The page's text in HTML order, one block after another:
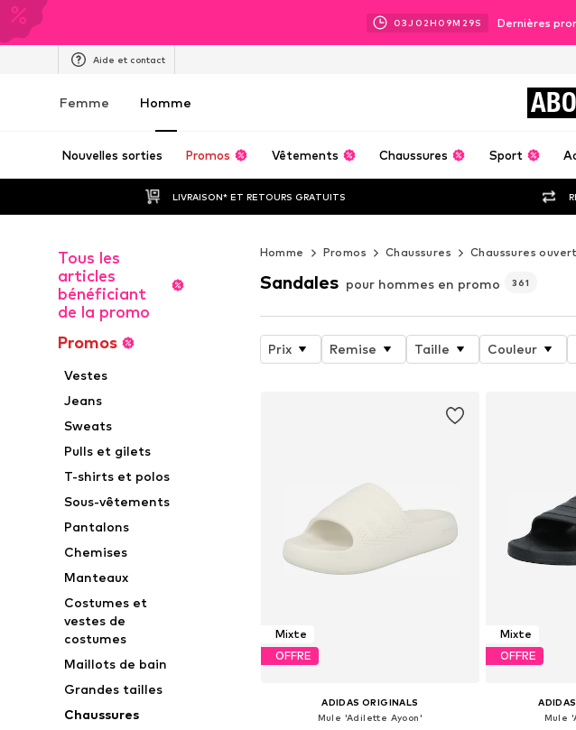
03J 02H 09M 27S Dernières
Aide et contact
Femme Homme
Nouvelles sorties Promos Vêtements Chaussures Sport
LIVRAISON* ET RETOURS GRATUITS
Tous les
articles
bénéficiant
de la promo
Promos
Vestes
Jeans
Sweats
Pulls et gilets
T-shirts et polos
Sous-vêtements
Pantalons
Chemises
Manteaux
Costumes et
vestes de
costumes
Maillots de bain
Grandes tailles
Chaussures
Homme Promos Chaussures Chaussures
Sandales pour hommes en promo 361
Prix Remise Taille Couleur
Mixte
OFFRE
ADIDAS ORIGINALS
Mule 'Adilette Ayoon'
Mixte
OFFRE
Mule